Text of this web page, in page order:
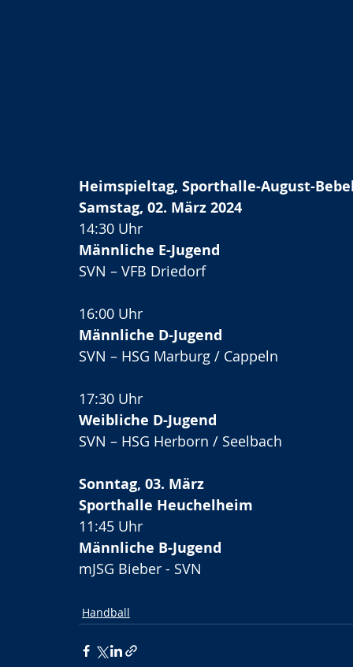
Heimspieltag, Sporthalle-August-
Samstag, 02. März 2024
14:30 Uhr
Männliche E-Jugend
SVN – VFB Driedorf
16:00 Uhr
Männliche D-Jugend
SVN – HSG Marburg / Cappeln
17:30 Uhr
Weibliche D-Jugend
SVN – HSG Herborn / Seelbach
Sonntag, 03. März
Sporthalle Heuchelheim
11:45 Uhr
Männliche B-Jugend
mJSG Bieber - SVN
Handball